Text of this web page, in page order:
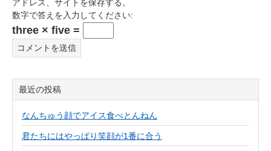
アドレス、サイトを保存する。
数字で答えを入力してください:
three × five =
最近の投稿
なんちゅう顔でアイス食べとんねん
君たちにはやっぱり笑顔が1番に合う